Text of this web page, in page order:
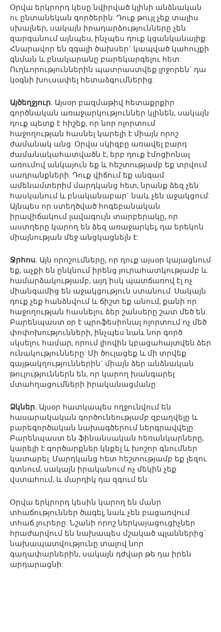
Օրվա երկրորդ կեսը նվիրված կլինի անձնական
ու ընտանեկան գործերին: Դուք թույլ չեք տալիս
սխալներ, սակայն իրադարձությունները չեն
զարգանում այնպես, ինչպես դուք կցանկանայիք:
Հնարավոր են զգալի ծախսեր` կապված կահույքի
գնման և բնակարանը բարեկարգելու հետ:
Ուղևորություններին պատրաստվեք լրջորեն` դա
կօգնի խուսափել հետաձգումներից:
Այծեղջյուր. Այսօր բազմաթիվ հետաքրքիր
գործնական առաջարկություններ կլինեն, սակայն
դուք պետք է հիշեք, որ նոր ոլորտում
հաջողության հասնել կարելի է միայն որոշ
ժամանակ անց: Օրվա սկիզբը առավել բարդ
ժամանակահատվածն է, երբ դուք էմոցիոնալ
առումով անկայուն եք և հեշտությամբ եք տրվում
սադրանքների: Դուք վիճում եք անգամ
ամենամտերիմ մարդկանց հետ, նրանք ձեզ չեն
հասկանում և բնականաբար` նաև չեն աջակցում:
Այնպես որ ստեղծված հոգեբանական
իրավիճակում լավագույն տարբերակը, որ
աստղերը կարող են ձեզ առաջարկել, դա երեկոն
միայնության մեջ անցկացնելն է:
Ջրհոս. Այն որոշումները, որ դուք այսօր կայացնում
եք, աչքի են ընկնում իրենց յուրահատկությամբ և
համարձակությամբ, այդ իսկ պատճառով էլ ոչ
միանգամից են աջակցություն ստանում: Սակայն
դուք չեք հանձնվում և ճիշտ եք անում, քանի որ
հաջողության հասնելու ձեր շանսերը շատ մեծ են:
Բարենպաստ օր է պրոֆեսիոնալ ոլորտում ոչ մեծ
փոփոխությունների, ինչպես նաև նոր գործ
սկսելու համար, որում լիովին կբացահայտվեն ձեր
ունակությունները: Մի ծուլացեք և մի տրվեք
գայթակղություններին` միայն ձեր անձնական
թուլություններն են, որ կարող խանգարել
մտահղացումների իրականացմանը:
Ձկներ. Այսօր հատկապես ողջունվում են
հասարակական գործունեությամբ զբաղվելը և
բարեգործական նախագծերում ներգրավվելը:
Բարենպաստ են ֆինանսական հեռանկարները,
կարելի է գործարքներ կնքել և խոշոր գնումներ
կատարել: Մարդկանց հետ հեշտությամբ եք լեզու
գտնում, սակայն իրականում ոչ մեկին չեք
վստահում, և մարդիկ դա զգում են:
Օրվա երկրորդ կեսին կարող են մանր
տհաճություններ ծագել, նաև չեն բացառվում
տհաճ լուրերը: Նշանի որոշ ներկայացուցիչներ
հրաժարվում են նախապես մշակած պլաններից`
նախապատվությունը տալով նոր
գաղափարներին, սակայն դժվար թե դա իրեն
արդարացնի: